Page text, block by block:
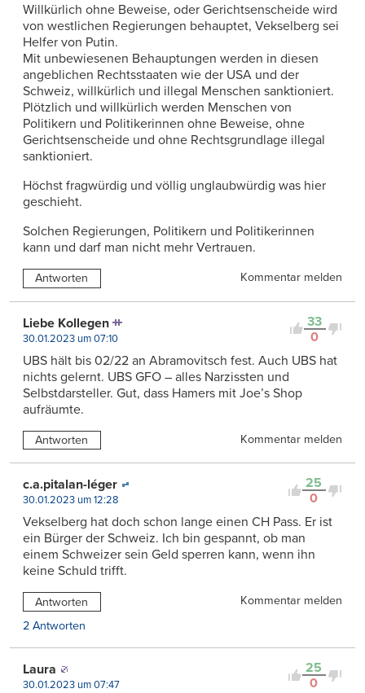
Willkürlich ohne Beweise, oder Gerichtsenscheide wird
von westlichen Regierungen behauptet, Vekselberg sei
Helfer von Putin.
Mit unbewiesenen Behauptungen werden in diesen
angeblichen Rechtsstaaten wie der USA und der
Schweiz, willkürlich und illegal Menschen sanktioniert.
Plötzlich und willkürlich werden Menschen von
Politikern und Politikerinnen ohne Beweise, ohne
Gerichtsenscheide und ohne Rechtsgrundlage illegal
sanktioniert.
Höchst fragwürdig und völlig unglaubwürdig was hier
geschieht.
Solchen Regierungen, Politikern und Politikerinnen
kann und darf man nicht mehr Vertrauen.
Antworten Kommentar melden
33
0
Liebe Kollegen
30.01.2023 um 07:10
UBS hält bis 02/22 an Abramovitsch fest. Auch UBS hat
nichts gelernt. UBS GFO – alles Narzissten und
Selbstdarsteller. Gut, dass Hamers mit Joe’s Shop
aufräumte.
Antworten Kommentar melden
25
0
c.a.pitalan-léger
30.01.2023 um 12:28
Vekselberg hat doch schon lange einen CH Pass. Er ist
ein Bürger der Schweiz. Ich bin gespannt, ob man
einem Schweizer sein Geld sperren kann, wenn ihn
keine Schuld trifft.
Antworten
Kommentar melden
2 Antworten
25
0
Laura
30.01.2023 um 07:47